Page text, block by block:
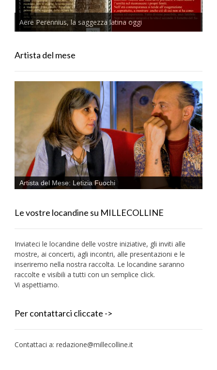
Aere Perennius, la saggezza latina oggi
Artista del mese
Artista del Mese: Letizia Fuochi
Le vostre locandine su MILLECOLLINE
Inviateci le locandine delle vostre iniziative, gli inviti alle
mostre, ai concerti, agli incontri, alle presentazioni e le
inseriremo nella nostra raccolta. Le locandine saranno
raccolte e visibili a tutti con un semplice click.
Vi aspettiamo.
Per contattarci cliccate ->
Contattaci a: redazione@millecolline.it